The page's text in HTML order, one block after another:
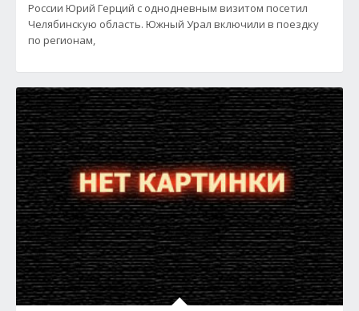
России Юрий Герций с однодневным визитом посетил
Челябинскую область. Южный Урал включили в поездку
по регионам,